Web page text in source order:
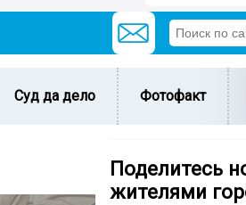
Суд да дело Фотофакт
Поделитесь
жителями